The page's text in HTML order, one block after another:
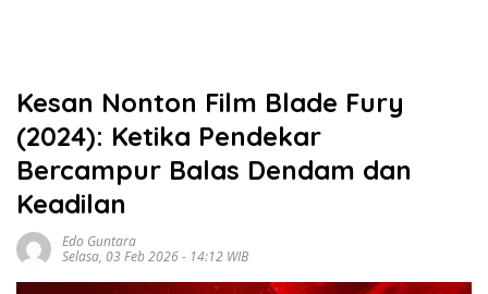
Kesan Nonton Film Blade Fury
(2024): Ketika Pendekar
Bercampur Balas Dendam dan
Keadilan
Edo Guntara
Selasa, 03 Feb 2026 - 14:12 WIB